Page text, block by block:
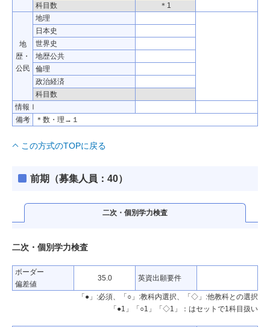
科目数
＊1
地
歴・
公民
地理
日本史
世界史
地歴公共
倫理
政治経済
科目数
情報Ⅰ
備考
＊数・理→１
この方式のTOPに戻る
前期（募集人員：40）
二次・個別学力検査
二次・個別学力検査
ボーダー
偏差値
35.0 英資出願要件
「●」:必須、「○」:教科内選択、「◇」:他教科との選択
「●1」「○1」「◇1」：はセットで1科目扱い